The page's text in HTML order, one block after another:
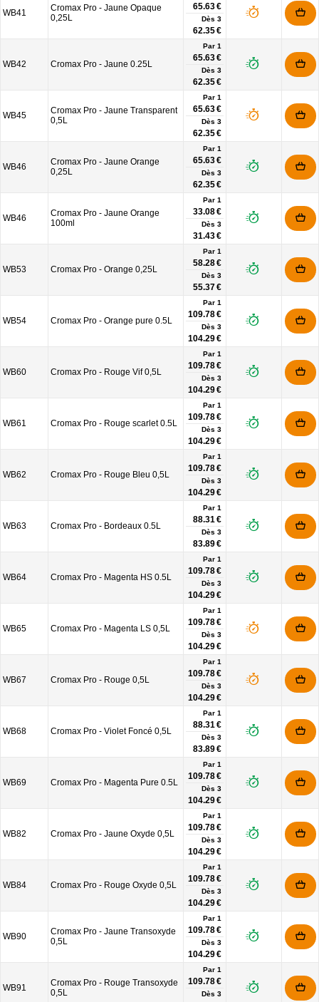
WB41
Cromax Pro - Jaune Opaque
0,25L
65.63 €
Dès 3
62.35 €
WB42 Cromax Pro - Jaune 0.25L
Par 1
65.63 €
Dès 3
62.35 €
WB45
Cromax Pro - Jaune Transparent
0,5L
Par 1
65.63 €
Dès 3
62.35 €
WB46
Cromax Pro - Jaune Orange
0,25L
Par 1
65.63 €
Dès 3
62.35 €
WB46
Cromax Pro - Jaune Orange
100ml
Par 1
33.08 €
Dès 3
31.43 €
WB53 Cromax Pro - Orange 0,25L
Par 1
58.28 €
Dès 3
55.37 €
WB54 Cromax Pro - Orange pure 0.5L
Par 1
109.78 €
Dès 3
104.29 €
WB60 Cromax Pro - Rouge Vif 0,5L
Par 1
109.78 €
Dès 3
104.29 €
WB61 Cromax Pro - Rouge scarlet 0.5L
Par 1
109.78 €
Dès 3
104.29 €
WB62 Cromax Pro - Rouge Bleu 0,5L
Par 1
109.78 €
Dès 3
104.29 €
WB63 Cromax Pro - Bordeaux 0.5L
Par 1
88.31 €
Dès 3
83.89 €
WB64 Cromax Pro - Magenta HS 0.5L
Par 1
109.78 €
Dès 3
104.29 €
WB65 Cromax Pro - Magenta LS 0,5L
Par 1
109.78 €
Dès 3
104.29 €
WB67 Cromax Pro - Rouge 0,5L
Par 1
109.78 €
Dès 3
104.29 €
WB68 Cromax Pro - Violet Foncé 0,5L
Par 1
88.31 €
Dès 3
83.89 €
WB69 Cromax Pro - Magenta Pure 0.5L
Par 1
109.78 €
Dès 3
104.29 €
WB82 Cromax Pro - Jaune Oxyde 0,5L
Par 1
109.78 €
Dès 3
104.29 €
WB84 Cromax Pro - Rouge Oxyde 0,5L
Par 1
109.78 €
Dès 3
104.29 €
WB90
Cromax Pro - Jaune Transoxyde
0,5L
Par 1
109.78 €
Dès 3
104.29 €
WB91
Cromax Pro - Rouge Transoxyde
0,5L
Par 1
109.78 €
Dès 3